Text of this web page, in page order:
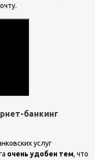
банкинг
услуг
очень удобен тем, что